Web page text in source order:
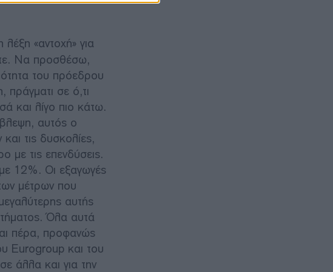
«αντοχή» για
Να προσθέσω,
του πρόεδρου
πράγματι σε ό,τι
και λίγο πιο κάτω.
αυτός ο
τις δυσκολίες,
με τις επενδύσεις.
12%. Οι εξαγωγές
μέτρων που
αυτής
Όλα αυτά
πέρα, προφανώς
Eurogroup και του
άλλα και για την